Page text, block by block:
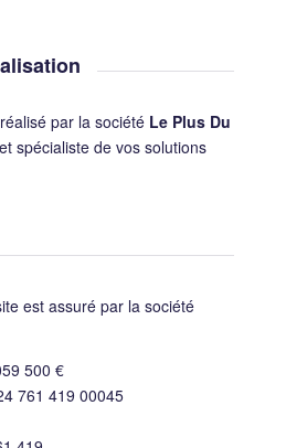
par la société Le Plus Du
spécialiste de vos solutions
est assuré par la société
500 €
761 419 00045